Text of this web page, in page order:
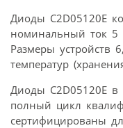
Диоды C2D05120E
номинальный ток
Размеры устройств
температур
Диоды C2D05120E
полный цикл
сертифицированы